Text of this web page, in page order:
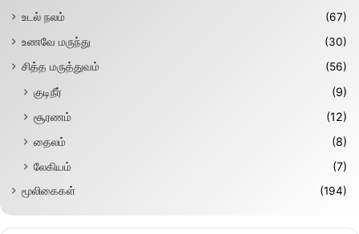
உடல் நலம்
(67)
உணவே மருந்து
(30)
சித்த மருத்துவம்
(56)
குடிநீர்
(9)
சூரணம்
(12)
தைலம்
(8)
லேகியம்
(7)
மூலிகைகள் (194)